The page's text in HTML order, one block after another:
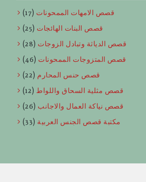
قصص الامهات الممحونات (17)
قصص البنات الهائجات (25)
قصص الدياثة وتبادل الزوجات (28)
قصص المتزوجات الممحونات (46)
قصص حنس المحارم (22)
قصص مثلية السحاق واللواط (12)
قصص نياكة العمال والاجانب (26)
مكتبة قصص الجنس العربية (33)